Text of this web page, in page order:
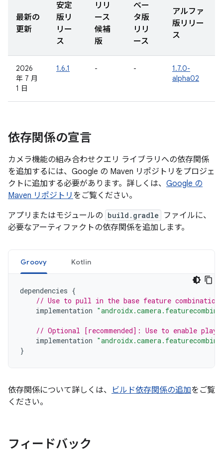
最新の
更新
安定
版リ
リー
ス
リリ
ース
候補
版
ベー
タ版
リリ
ース
アルファ
版リリー
ス
2026
年 7 月
1 日
1.6.1 - -
1.7.0-
alpha02
依存関係の宣言
カメラ機能の組み合わせクエリ ライブラリへの依存関係
を追加するには、Google の Maven リポジトリをプロジェ
クトに追加する必要があります。詳しくは、 Google の
Maven リポジトリ をご覧ください。
アプリまたはモジュールの build.gradle
ファイルに、
必要なアーティファクトの依存関係を追加します。
Groovy Kotlin
dependencies {
// Use to pull in the base feature
implementation
// Optional [recommended]: Use to enable
implementation
}
依存関係について詳しくは、 ビルド依存関係の追加をご覧
ください。
フィードバック